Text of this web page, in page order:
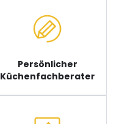
Persönlicher
Küchenfachberater